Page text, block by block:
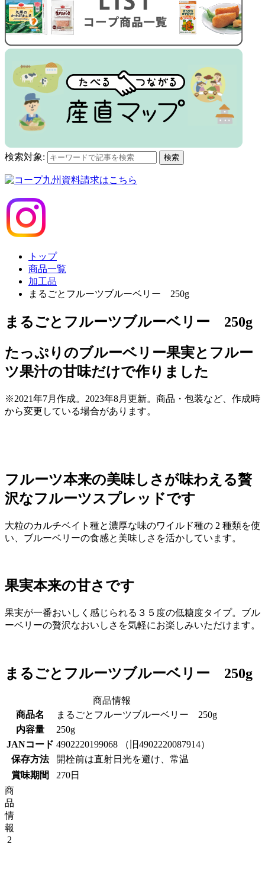
検索対象: 検索
トップ
商品一覧
加工品
まるごとフルーツブルーベリー 250g
まるごとフルーツブルーベリー 250g
たっぷりのブルーベリー果実とフルー
ツ果汁の甘味だけで作りました
※2021年7月作成。2023年8月更新。商品・包装など、作成時
から変更している場合があります。
フルーツ本来の美味しさが味わえる贅
沢なフルーツスプレッドです
大粒のカルチベイト種と濃厚な味のワイルド種の 2 種類を使
い、ブルーベリーの食感と美味しさを活かしています。
果実本来の甘さです
果実が一番おいしく感じられる３５度の低糖度タイプ。ブル
ーベリーの贅沢なおいしさを気軽にお楽しみいただけます。
まるごとフルーツブルーベリー 250g
商品情報
商品名
まるごとフルーツブルーベリー 250g
内容量
250g
JANコード 4902220199068 （旧4902220087914）
保存方法
開栓前は直射日光を避け、常温
賞味期間
270日
商
品
情
報
2